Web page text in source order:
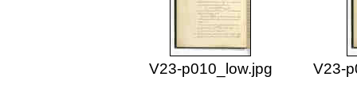
V23-p010_low.jpg V23-